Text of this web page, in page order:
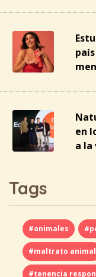
en
a la
Tags
#animales
#maltrato animal
#tenencia